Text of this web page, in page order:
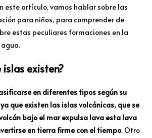
este artículo, vamos hablar sobre las
para niños, para comprender de
estas peculiares formaciones en la
existen?
en diferentes tipos según su
que existen las islas volcánicas, que se
bajo el mar expulsa lava esta lava
en tierra firme con el tiempo. Otro